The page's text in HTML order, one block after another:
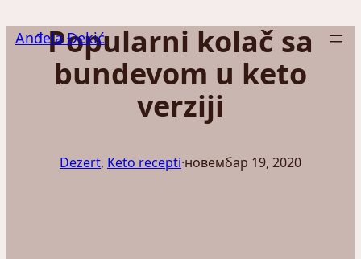
на
садржај
Anđela Đekić
Popularni kolač sa
bundevom u keto
verziji
Dezert, Keto recepti·новембар 19, 2020